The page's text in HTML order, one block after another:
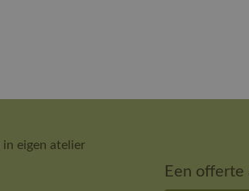
eigen atelier
Een offerte